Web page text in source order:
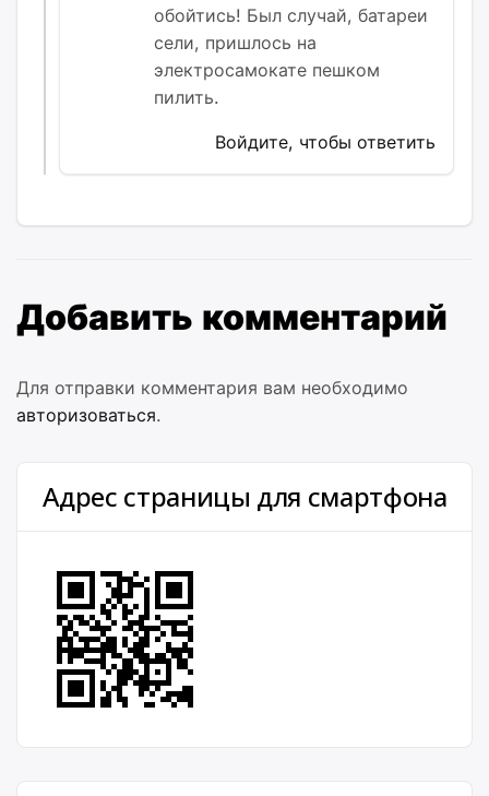
обойтись! Был случай, батареи
сели, пришлось на
электросамокате пешком
пилить.
Войдите, чтобы ответить
Добавить комментарий
Для отправки комментария вам необходимо
авторизоваться.
Адрес страницы для смартфона